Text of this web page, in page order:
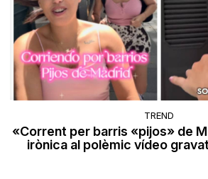
TREND
«Corrent per barris «pijos» de
irònica al polèmic vídeo